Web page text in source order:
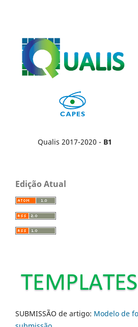
Qualis 2017-2020 - B1
Edição Atual
SUBMISSÃO de artigo: Modelo de